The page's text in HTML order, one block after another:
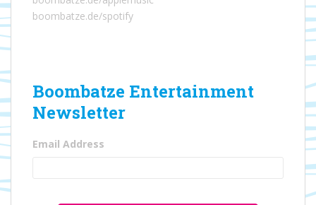
boombatze.de/spotify
Boombatze Entertainment
Newsletter
Email Address